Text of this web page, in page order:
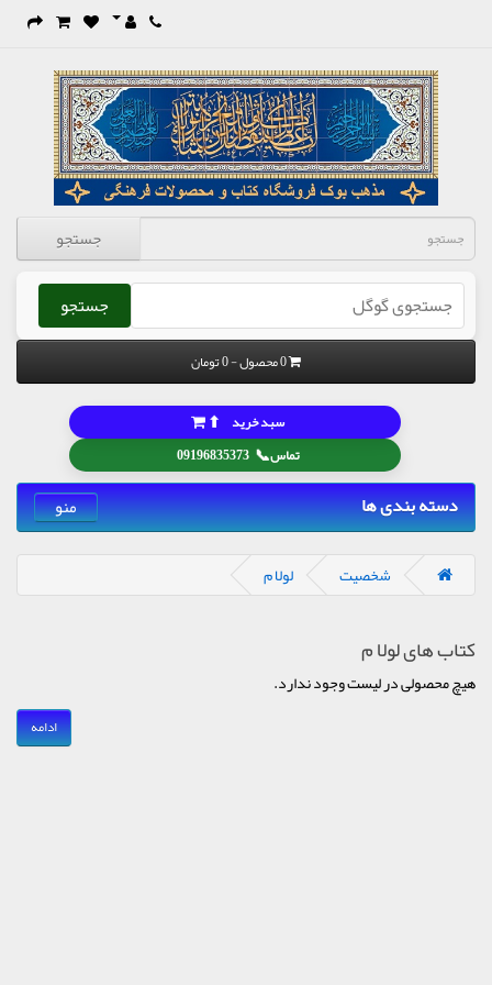
جستجو
جستجو
0 محصول - 0 تومان
تماس📞
09196835373
سبد خرید ⬆
دسته بندی ها منو
شخصیت لولا م
کتاب های لولا م
هیچ محصولی در لیست وجود ندارد.
ادامه